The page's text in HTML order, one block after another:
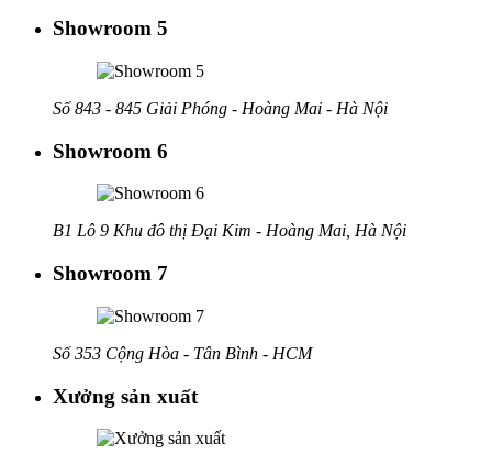
Showroom 5
Số 843 - 845 Giải Phóng - Hoàng Mai - Hà Nội
Showroom 6
B1 Lô 9 Khu đô thị Đại Kim - Hoàng Mai, Hà Nội
Showroom 7
Số 353 Cộng Hòa - Tân Bình - HCM
Xưởng sản xuất